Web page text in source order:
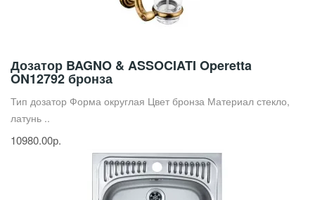
Дозатор BAGNO & ASSOCIATI Operetta
ON12792 бронза
Тип дозатор Форма округлая Цвет бронза Материал стекло,
латунь ..
10980.00р.